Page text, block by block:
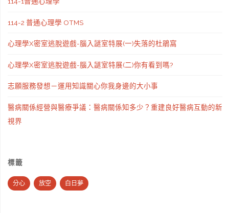
114-2 普通心理學 OTMS
心理學X密室逃脫遊戲-腦入謎室特展(一)失落的杜鵑窩
心理學X密室逃脫遊戲-腦入謎室特展(二)你有看到嗎?
志願服務發想－運用知識關心你我身邊的大小事
醫病關係經營與醫療爭議：醫病關係知多少？重建良好醫病互動的新
視界
標籤
分心 放空 白日夢